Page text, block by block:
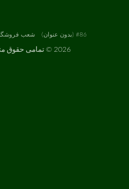
#86 (بدون عنوان) شعب
2026 © تمامی حقوق